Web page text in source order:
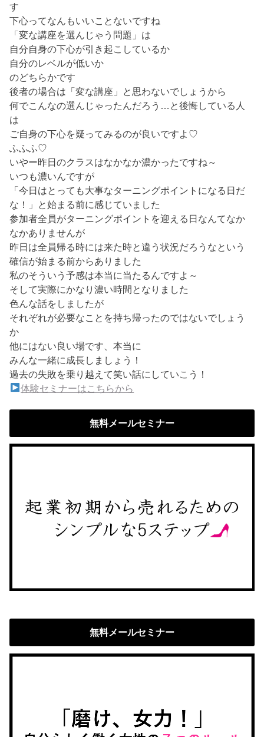
す
下心ってなんもいいことないですね
「変な講座を選んじゃう問題」は
自分自身の下心が引き起こしているか
自分のレベルが低いか
のどちらかです
後者の場合は「変な講座」と思わないでしょうから
何でこんなの選んじゃったんだろう…と後悔している人
は
ご自身の下心を疑ってみるのが良いですよ♡
ふふふ♡
いやー昨日のクラスはなかなか濃かったですね～
いつも濃いんですが
「今日はとっても大事なターニングポイントになる日だ
な！」と始まる前に感じていました
参加者全員がターニングポイントを迎える日なんてなか
なかありませんが
昨日は全員帰る時には来た時と違う状況だろうなという
確信が始まる前からありました
私のそういう予感は本当に当たるんですよ～
そして実際にかなり濃い時間となりました
色んな話をしましたが
それぞれが必要なことを持ち帰ったのではないでしょう
か
他にはない良い場です、本当に
みんな一緒に成長しましょう！
過去の失敗を乗り越えて笑い話にしていこう！
体験セミナーはこちらから
無料メールセミナー
無料メールセミナー